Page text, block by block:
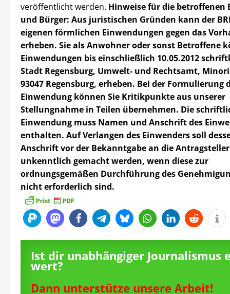
veröffentlicht werden. Hinweise für die betroffenen
und Bürger: Aus juristischen Gründen kann der
eigenen förmlichen Einwendungen gegen das
erheben. Sie als Anwohner oder sonst Betroffene
Einwendungen bis einschließlich 10.05.2012
Stadt Regensburg, Umwelt- und Rechtsamt,
93047 Regensburg, erheben. Bei der Formulierung
Einwendung können Sie Kritikpunkte aus unserer
Stellungnahme in Teilen übernehmen. Die
Einwendung muss Namen und Anschrift des
enthalten. Auf Verlangen des Einwenders soll
Anschrift vor der Bekanntgabe an die
unkenntlich gemacht werden, wenn diese zur
ordnungsgemäßen Durchführung des
nicht erforderlich sind.
Ist dir unabhängiger Journalismus
wert?
Dann unterstütze unsere Arbeit!